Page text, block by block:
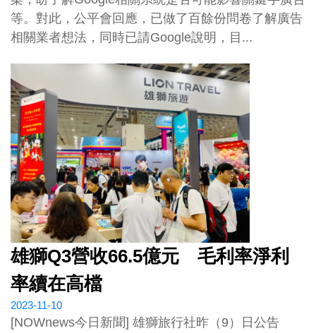
等。對此，公平會回應，已做了百餘份問卷了解廣告
相關業者想法，同時已請Google說明，目...
雄獅Q3營收66.5億元 毛利率淨利
率續在高檔
2023-11-10
[NOWnews今日新聞] 雄獅旅行社昨（9）日公告